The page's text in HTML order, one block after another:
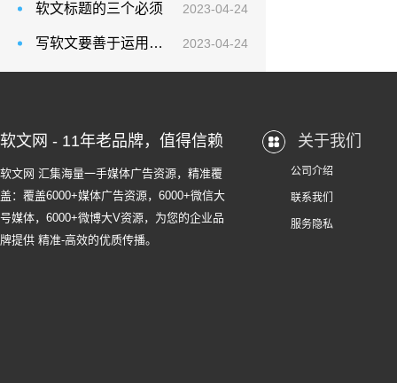
软文标题的三个必须 2023-04-24
写软文要善于运用新闻词 2023-04-24
软文网 - 11年老品牌，值得信赖
软文网 汇集海量一手媒体广告资源，精准覆
盖：覆盖6000+媒体广告资源，6000+微信大
号媒体，6000+微博大V资源，为您的企业品
牌提供 精准-高效的优质传播。
关于我们
公司介绍
联系我们
服务隐私